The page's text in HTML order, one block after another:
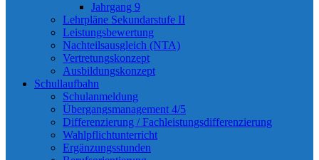
Jahrgang 9
Lehrpläne Sekundarstufe II
Leistungsbewertung
Nachteilsausgleich (NTA)
Vertretungskonzept
Ausbildungskonzept
Schullaufbahn
Schulanmeldung
Übergangsmanagement 4/5
Differenzierung / Fachleistungsdifferenzierung
Wahlpflichtunterricht
Ergänzungsstunden